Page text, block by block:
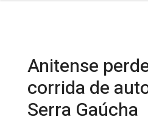
Anitense
corrida de
Serra Gaúcha